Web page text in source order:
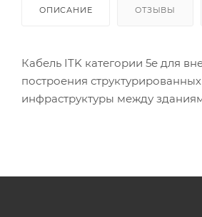
ОПИСАНИЕ ОТЗЫВЫ
Кабель ITK категории 5е для
построения
инфраструктуры между